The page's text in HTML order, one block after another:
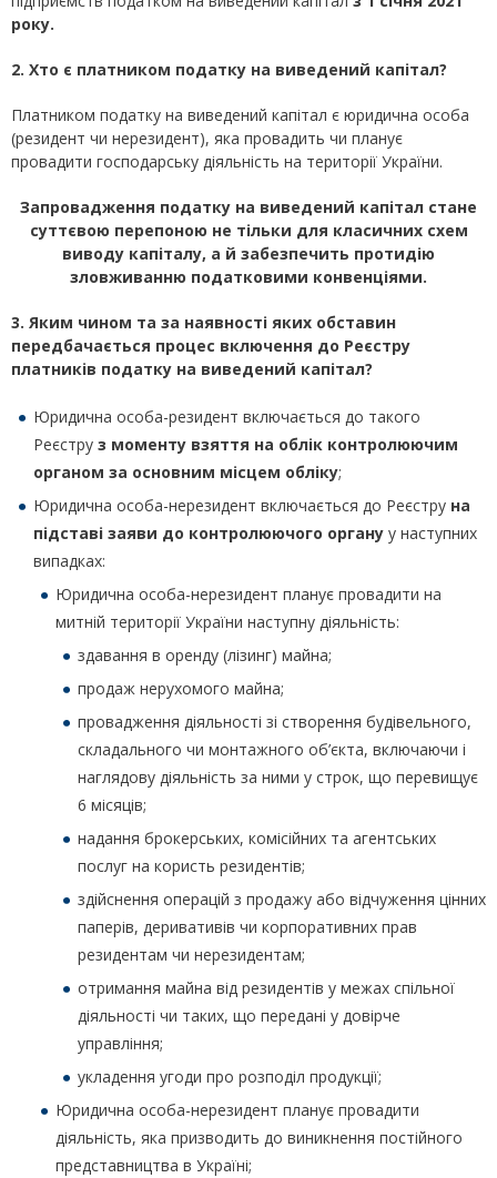
року.
2. Хто є платником податку на виведений капітал?
Платником податку на виведений капітал є юридична особа
(резидент чи нерезидент), яка провадить чи планує
провадити господарську діяльність на території України.
Запровадження податку на виведений капітал стане
суттєвою перепоною не тільки для класичних схем
виводу капіталу, а й забезпечить протидію
зловживанню податковими конвенціями.
3. Яким чином та за наявності яких обставин
передбачається процес включення до Реєстру
платників податку на виведений капітал?
Юридична особа-резидент включається до такого
Реєстру з моменту взяття на облік контролюючим
органом за основним місцем обліку;
Юридична особа-нерезидент включається до Реєстру на
підставі заяви до контролюючого органу у наступних
випадках:
Юридична особа-нерезидент планує провадити на
митній території України наступну діяльність:
здавання в оренду (лізинг) майна;
продаж нерухомого майна;
провадження діяльності зі створення будівельного,
складального чи монтажного об’єкта, включаючи і
наглядову діяльність за ними у строк, що перевищує
6 місяців;
надання брокерських, комісійних та агентських
послуг на користь резидентів;
здійснення операцій з продажу або відчуження цінних
паперів, деривативів чи корпоративних прав
резидентам чи нерезидентам;
отримання майна від резидентів у межах спільної
діяльності чи таких, що передані у довірче
управління;
укладення угоди про розподіл продукції;
Юридична особа-нерезидент планує провадити
діяльність, яка призводить до виникнення постійного
представництва в Україні;